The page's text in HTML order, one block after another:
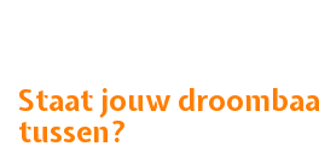
Staat jouw
tussen?